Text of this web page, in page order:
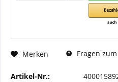
Merken Fragen
Artikel-Nr.: